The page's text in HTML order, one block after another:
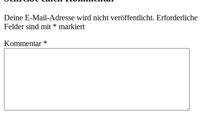
Deine E-Mail-Adresse wird nicht veröffentlicht. Erforderliche
Felder sind mit * markiert
Kommentar *